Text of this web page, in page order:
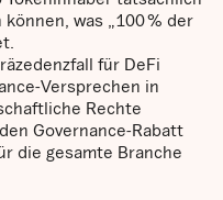
was „100 % der
für DeFi
Versprechen in
Rechte
Governance-Rabatt
die gesamte Branche